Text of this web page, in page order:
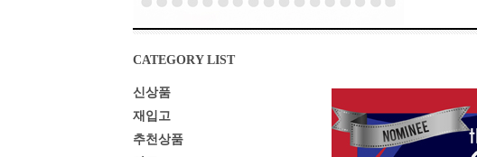
CATEGORY LIST
신상품
재입고
추천상품